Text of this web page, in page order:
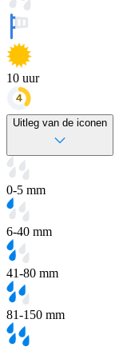
10 uur
Uitleg van de iconen
0-5 mm
6-40 mm
41-80 mm
81-150 mm